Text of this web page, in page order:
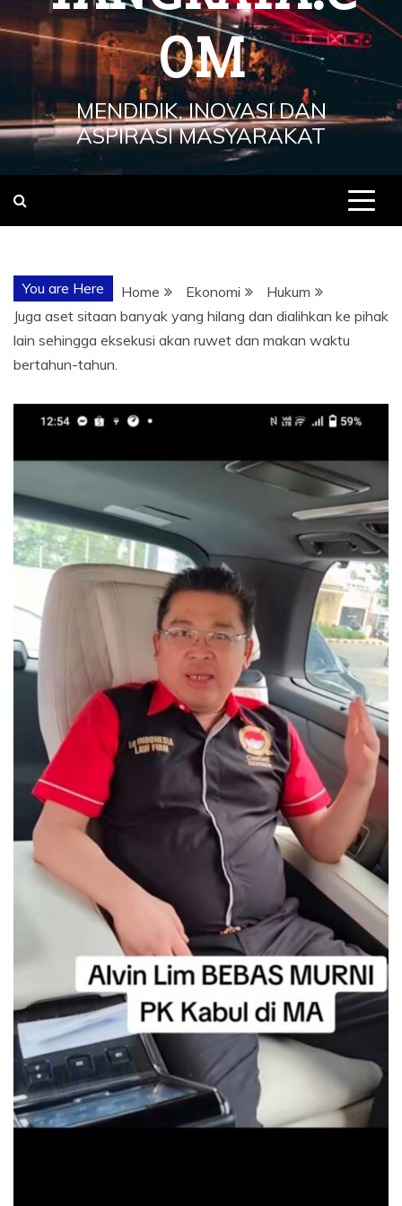
OM
MENDIDIK, INOVASI DAN
ASPIRASI MASYARAKAT
You are Here Home Ekonomi
Hukum
Juga aset sitaan banyak yang hilang dan dialihkan ke pihak
lain sehingga eksekusi akan ruwet dan makan waktu
bertahun-tahun.